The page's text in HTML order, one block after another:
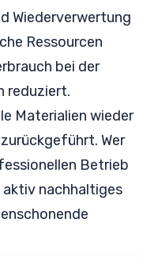
Wiederverwertung
Ressourcen
bei der
reduziert.
Materialien wieder
Wer
Betrieb
nachhaltiges